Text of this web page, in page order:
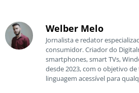
Welber Melo
Jornalista e redator
consumidor. Criador do
smartphones, smart TVs,
desde 2023, com o objetivo
linguagem acessível para